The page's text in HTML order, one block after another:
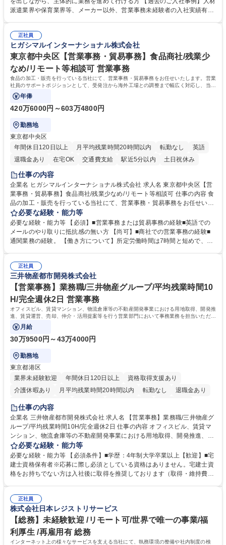
れているため、スムーズに仕事に慣れることができる環境です。また、
募集職種 【大阪・京都・滋賀】営業事務 ※未経験可
派遣業界や保育業界等、メーカー以外、営業事務未経験者の入社実績有
えて、お客様や社員の状況に合わせ、能動的なサポート、改善の動きも期
待され。組織を支えるスペシャリストとして、チームに貢献し、結果的に
社員から頼られる存在になることができます。平均19:30の退勤以降の業
務の持ち帰りも禁止されており、メリハリのある働き方となります。 学
歴・資格 学歴：大学院 大学 高専 短大 語学力： 資格：
正社員
ヒガシマルインターナショナル株式会社
東京都中央区【営業事務・貿易事務】食品商社/残業少
なめ/リモート等相談可 営業事務
食品の加工・販売を行っている当社にて、営業事務・貿易事務をお任せいたします。営業
社員のサポートポジションとして、受発注から海外工場との調整まで幅広く対応し、当社
事業の根幹を支えていただきます。
年俸
420万6000円～603万4800円
勤務地
東京都中央区
年間休日120日以上
月平均残業時間20時間以内 転勤なし
英語
退職金あり
在宅OK 交通費支給 駅近5分以内 土日祝休み
仕事の内容
企業名 ヒガシマルインターナショナル株式会社 求人名 東京都中央区【営
業事務・貿易事務】食品商社/残業少なめ/リモート等相談可 仕事の内容 食
品の加工・販売を行っている当社にて、営業事務・貿易事務をお任せいた
します。営業社員のサポートポジションとして、受発注から海外工場との
調整まで幅広く対応し、当社事業の根幹を支えていただきます。 ■受発注
業務、請求書発行 ■海外工場とのスケジュール調整 ■在庫管理 ■輸入書類
の確認・作成 ■配送手配 ■通関業者を通して行う輸出入業全般 ■倉庫との
ルプロデュースしているため、商品に関わる全ての業務をサポート頂きま
す。 募集職種 東京都中央区【営業事務・貿易事務】食品商社/残業少なめ/
リモート等相談可
必要な経験・能力等
必要な経験・能力等 【必須】■営業事務または貿易事務の経験■英語での
メールのやり取りに抵抗感の無い方 【尚可】■商社での営業事務の経験■
通関業務の経験。 【働き方について】所定労働時間は7時間と短めで、残
の強み】1991年の設立以来、外食産業を中心としたお客様の多様なニー
ズに沿った冷凍水産物等の生産・輸入・販売を一貫して手掛けています。
自社工場と海外拠点の強固な連携によるワンストップサービスが最大の強
みです。 学歴・資格 学歴：大学院 大学 語学力：英語 資格：
正社員
三井物産都市開発株式会社
【営業事務】業務職/三井物産グループ/平均残業時間10
H/完全週休2日 営業事務
オフィスビル、賃貸マンション、物流倉庫等の不動産開発事業における用地取得、開発推
進、賃貸運営、売却、仲介・活用提案等を行う営業部門において事務業務を担当いただき
ます。
月給
30万9500円～43万4000円
勤務地
東京都港区
業界未経験歓迎
年間休日120日以上
資格取得支援あり
介護休暇あり
月平均残業時間20時間以内 転勤なし
退職金あり
在宅OK
賞与あり
駅近5分以内
土日祝休み 寮・社宅あり
仕事の内容
企業名 三井物産都市開発株式会社 求人名 【営業事務】業務職/三井物産グ
ループ/平均残業時間10H/完全週休2日 仕事の内容 オフィスビル、賃貸マ
ンション、物流倉庫等の不動産開発事業における用地取得、開発推進、賃
貸運営、売却、仲介・活用提案等を行う営業部門において事務業務を担当
いただきます。 【詳細】・契約書管理、契約書製本、捺印対応、ファイリ
ング、登記簿取得、調書取得・支払業務（各種費用支払、支払管理、請
求・支払データ登録、取引先マスター申請対応）・予算作成及び予実管
の他に担当頂く業務が発生する場合があります。 募集職種 【営業事務】
業務職/三井物産グループ/平均残業時間10H/完全週休2日
必要な経験・能力等
必要な経験・能力等 【必須条件】■学歴：4年制大学卒業以上【歓迎】■宅
建士資格保有者※応募に際し必須としている資格はありません。宅建士資
格をお持ちでない方は入社後に取得を推奨しております（取得・維持費用
ション力がある方。 ・チャレンジを厭わず、粘り強く業務に取り組める
方。多様な関係者と謙虚に信頼関係を構築でき、期限を意識したスケジュ
ール管理が出来る方。※将来的に他部署（営業部門、コーポレート部門）
へのジョブローテーションの可能性があります。 学歴・資格 学歴：大学
院 大学 語学力： 資格：宅地建物取引士
正社員
株式会社日本レジストリサービス
【総務】未経験歓迎 /リモート可/世界で唯一の事業/福
利厚生 /再雇用有 総務
インターネット上の様々なサービスを支える当社にて、執務環境の整備や社内制度の検